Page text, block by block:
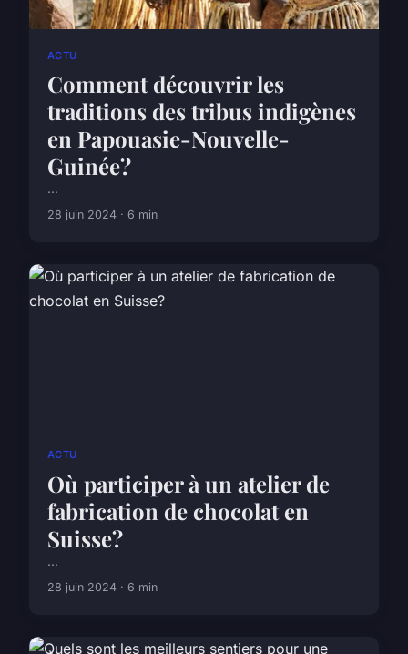
ACTU
Comment découvrir les
traditions des tribus indigènes
en Papouasie-Nouvelle-
Guinée?
...
28 juin 2024 · 6 min
ACTU
Où participer à un atelier de
fabrication de chocolat en
Suisse?
...
28 juin 2024 · 6 min